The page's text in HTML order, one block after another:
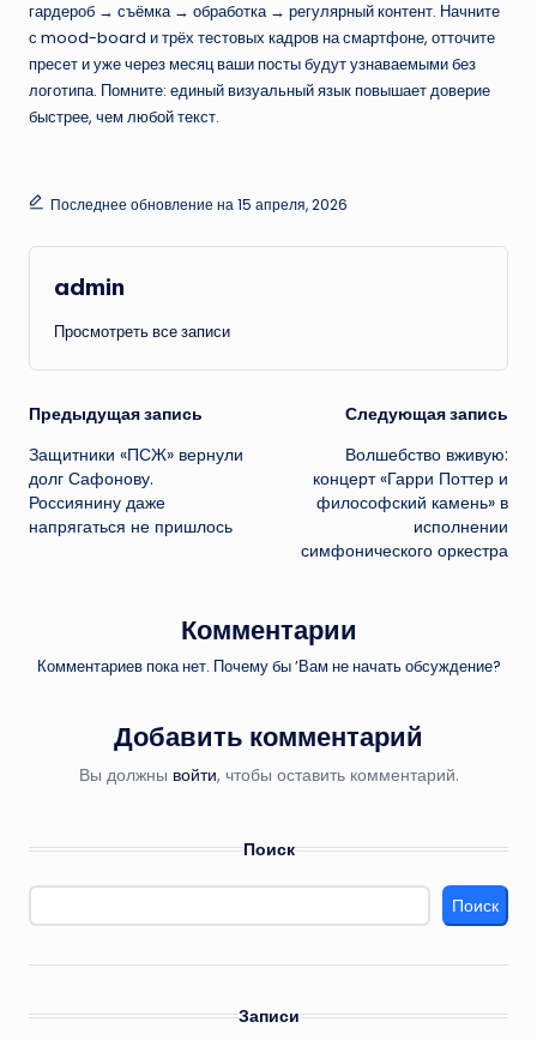
гардероб → съёмка → обработка → регулярный контент. Начните
с mood-board и трёх тестовых кадров на смартфоне, отточите
пресет и уже через месяц ваши посты будут узнаваемыми без
логотипа. Помните: единый визуальный язык повышает доверие
быстрее, чем любой текст.
Последнее обновление на 15 апреля, 2026
admin
Просмотреть все записи
Навигация
записи
Предыдущая запись
Защитники «ПСЖ» вернули
долг Сафонову.
Россиянину даже
напрягаться не пришлось
Следующая запись
Волшебство вживую:
концерт «Гарри Поттер и
философский камень» в
исполнении
симфонического оркестра
Комментарии
Комментариев пока нет. Почему бы ’Вам не начать обсуждение?
Добавить комментарий
Вы должны войти, чтобы оставить комментарий.
Поиск
Поиск
Записи